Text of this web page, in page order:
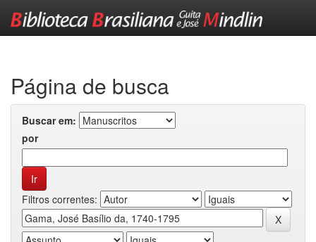
Página de busca
Buscar em:
por
Filtros correntes: